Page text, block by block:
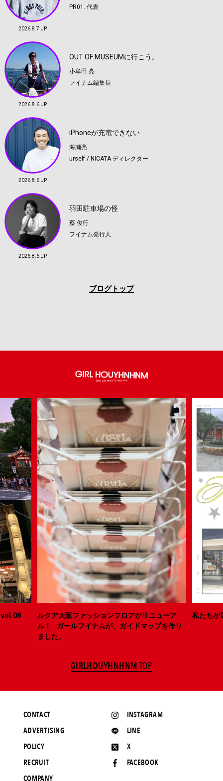
2026.8.7 UP
PR01. 代表
2026.8.6 UP
OUT OF MUSEUMに行こう。
小牟田 亮
フイナム編集長
2026.8.6 UP
iPhoneが充電できない
海瀬亮
urself / NICATA ディレクター
2026.8.6 UP
羽田駐車場の怪
蔡 俊行
フイナム発行人
ブログトップ
vol.08
ルクア大阪ファッションフロアがリニューア
ル！ ガールフイナムが、ガイドマップを作り
ました。
私たちが
GIRLHOUYHNHNM TOP
INSTAGRAM
LINE
X
FACEBOOK
CONTACT
ADVERTISING
POLICY
RECRUIT
COMPANY